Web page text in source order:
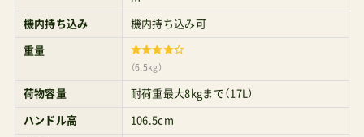
によると、走破性は同等（良い）シート居室空間の
快適さも同等荷物カゴはわずかにバタフライ2に
軍配子の乗り降りのしやすさはエア2に軍配旅行
時の機動力はエア2に軍配4歳を超えて長く使うと
きの脚おろしのスムーズさはバタフライ2に軍配
機内持ち込み 機内持ち込み可
重量
（6.5kg）
荷物容量 耐荷重最大8kgまで（17L）
ハンドル高 106.5cm